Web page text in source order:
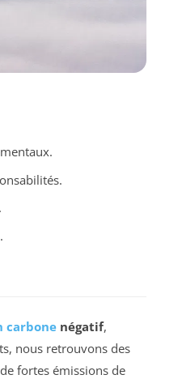
carbone négatif,
nous retrouvons des
fortes émissions de